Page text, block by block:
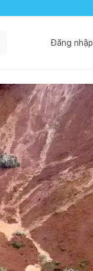
Đăng nhập